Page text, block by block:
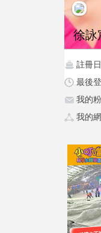
徐詠
註冊
最後
我的
我的